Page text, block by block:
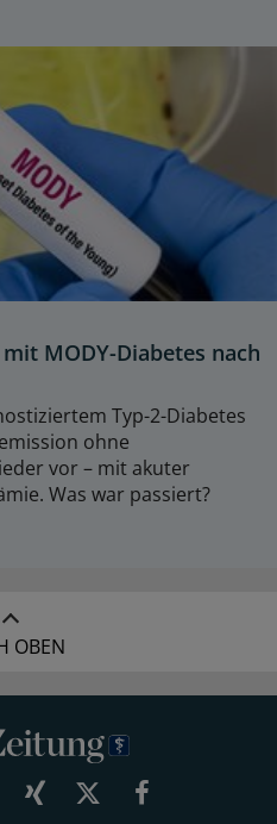
MODY-Diabetes nach
Typ-2-Diabetes
ohne
vor – mit akuter
Was war passiert?
OBEN